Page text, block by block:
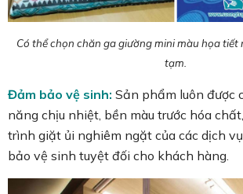
Có thể chọn chăn ga giường mini màu họa tiết
tạm.
Đảm bảo vệ sinh: Sản phẩm luôn được
năng chịu nhiệt, bền màu trước hóa
trình giặt ủi nghiêm ngặt của các dịch
bảo vệ sinh tuyệt đối cho khách hàng.